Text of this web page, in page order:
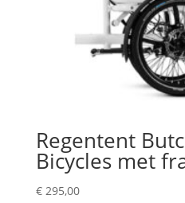
Regentent
Bicycles met
€295,00